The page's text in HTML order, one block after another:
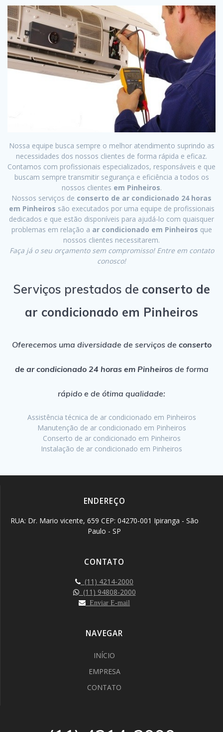
Nossa equipe busca sempre o melhor atendimento suprindo as
necessidades dos nossos clientes de forma rápida e eficaz.
Contamos com profissionais especializados, responsáveis e que
buscam sempre transmitir segurança e eficiência a todos os
nossos clientes em Pinheiros.
Nossos serviços de conserto de ar condicionado 24 horas
em Pinheiros são executados por uma equipe de profissionais
dedicados e que estão disponíveis para ajudá-lo com quaisquer
problemas em relação a ar condicionado em Pinheiros que
nossos clientes necessitarem.
Faça já o seu orçamento sem compromisso! Entre em contato
conosco!
Serviços prestados de conserto de
ar condicionado em Pinheiros
Oferecemos uma diversidade de serviços de conserto
de ar condicionado 24 horas em Pinheirosde forma
rápido e de ótima qualidade:
Assistência técnica de ar condicionado em Pinheiros
Manutenção de ar condicionado em Pinheiros
Conserto de ar condicionado em Pinheiros
Instalação de ar condicionado em Pinheiros
ENDEREÇO
RUA: Dr. Mario vicente, 659 CEP: 04270-001 Ipiranga - São
Paulo - SP
CONTATO
(11) 4214-2000
(11) 94808-2000
Enviar E-mail
NAVEGAR
INÍCIO
EMPRESA
CONTATO